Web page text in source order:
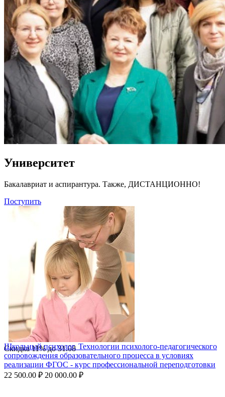
Университет
Бакалавриат и аспирантура. Также, ДИСТАНЦИОННО!
Поступить
Скидка11%до31.08
Школьный психолог. Технологии психолого-педагогического
сопровождения образовательного процесса в условиях
реализации ФГОС - курс профессиональной переподготовки
22 500.00 ₽ 20 000.00 ₽